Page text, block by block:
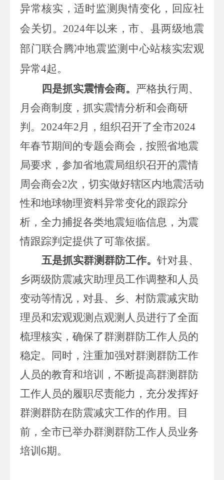
异常核实，适时监测舆情变化，回应社
会关切。 2024年以来，市、县两级地震
部门联合腾冲地震监测中心站核实宏观
异常4起。
四是抓实震情会商。 严格执行周、
月会商制度，抓实震情分析和会商研
判。 2024年2月， 组织召开了全市2024
年春节期间的专题会商会，按照省地震
局要求， 参加省地震局组织召开的震情
周会商会2次，切实做好辖区内地震活动
性和地球物理资料异常变化的跟踪分
析，全力捕捉各类地震短临信息，为震
情跟踪判定提供了可靠依据。
五是抓实群测群防工作。 针对县、
乡两级防震减灾助理员工作调整和人员
变动等情况，对县、乡、村防震减灾助
理员和宏观观测点观测人员进行了全面
梳理核实，确保了群测群防工作人员的
稳定。同时，注重加强对群测群防工作
人员的教育和培训，不断提高群测群防
工作人员的履职尽责能力，充分发挥好
群测群防在防震减灾工作的作用。目
前，全市已举办群测群防工作人员业务
培训 6期。